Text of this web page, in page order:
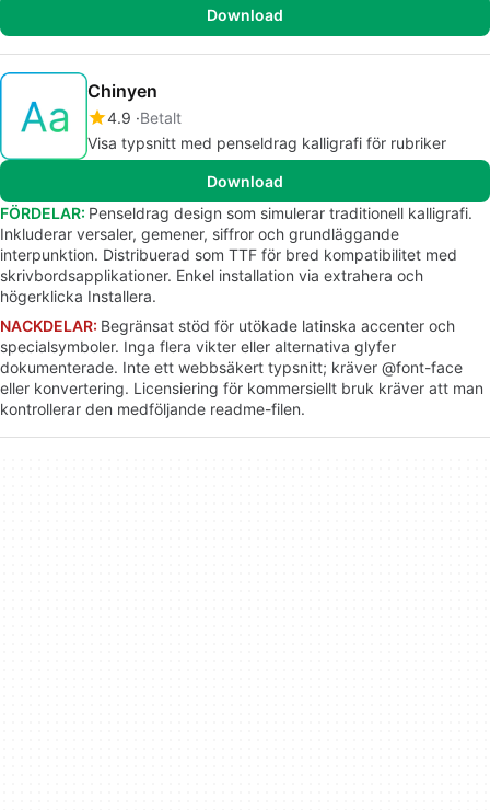
Download
Chinyen
4.9 Betalt
Visa typsnitt med penseldrag kalligrafi för rubriker
Download
FÖRDELAR: Penseldrag design som simulerar traditionell kalligrafi.
Inkluderar versaler, gemener, siffror och grundläggande
interpunktion. Distribuerad som TTF för bred kompatibilitet med
skrivbordsapplikationer. Enkel installation via extrahera och
högerklicka Installera.
NACKDELAR: Begränsat stöd för utökade latinska accenter och
specialsymboler. Inga flera vikter eller alternativa glyfer
dokumenterade. Inte ett webbsäkert typsnitt; kräver @font-face
eller konvertering. Licensiering för kommersiellt bruk kräver att man
kontrollerar den medföljande readme-filen.